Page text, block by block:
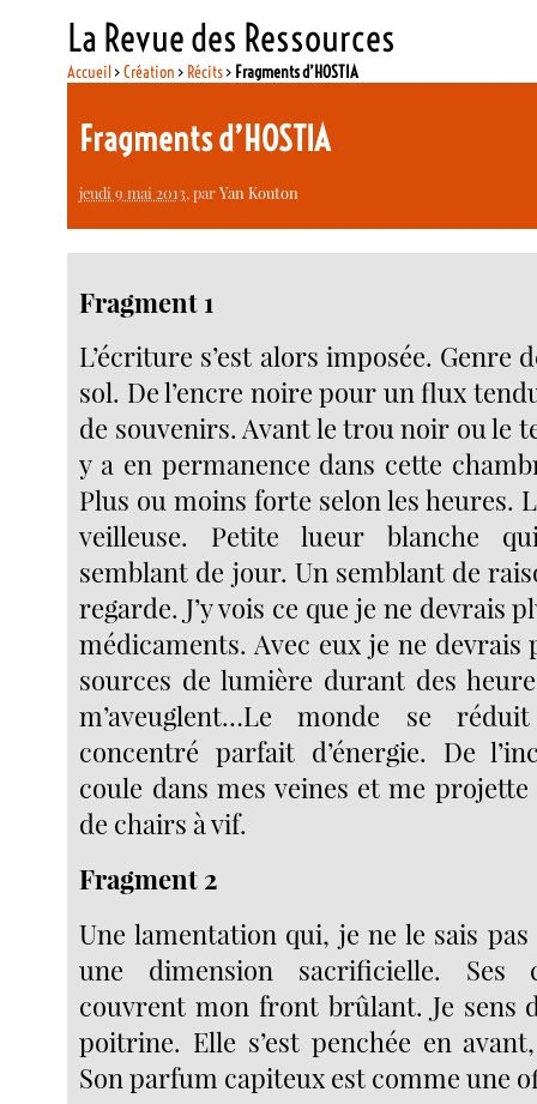
La Revue des Ressources
Accueil>Création > Récits> Fragments d’HOSTIA
Fragments d’HOSTIA
jeudi 9 mai 2013, parYan Kouton
Fragment 1
L’écriture s’est alors imposée. Genre
sol. De l’encre noire pour un flux
de souvenirs. Avant le trou noir ou le
y a en permanence dans cette
Plus ou moins forte selon les heures.
veilleuse. Petite lueur blanche
semblant de jour. Un semblant de
regarde. J’y vois ce que je ne devrais
médicaments. Avec eux je ne devrais
sources de lumière durant des
m’aveuglent…Le monde se
concentré parfait d’énergie. De
coule dans mes veines et me
de chairs à vif.
Fragment 2
Une lamentation qui, je ne le sais pas
une dimension sacrificielle. Ses
couvrent mon front brûlant. Je sens
poitrine. Elle s’est penchée en
Son parfum capiteux est comme une